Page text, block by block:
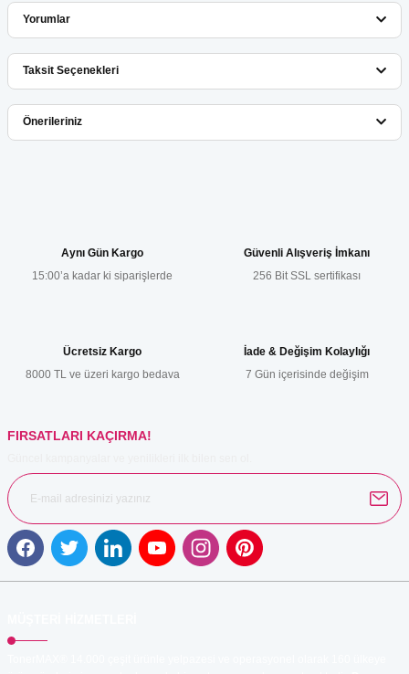
Yorumlar
Bu ürüne ilk yorumu siz yapın!
Taksit Seçenekleri
Önerileriniz
Ürün resmi kalitesiz, bozuk veya görüntülenemiyor.
Ürün fiyatı diğer sitelerden daha pahalı.
Aynı Gün Kargo
15:00’a kadar ki siparişlerde
Güvenli Alışveriş İmkanı
256 Bit SSL sertifikası
Ücretsiz Kargo
8000 TL ve üzeri kargo bedava
İade & Değişim Kolaylığı
7 Gün içerisinde değişim
FIRSATLARI KAÇIRMA!